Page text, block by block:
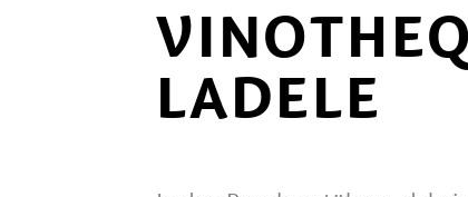
LADELE